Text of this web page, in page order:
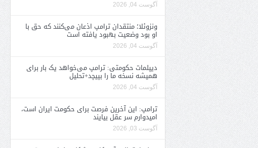
آگوست 04, 2026
ونزوئلا؛ منتقدان ترامپ اذعان می‌کنند که حق با
او بود وضعیت بهبود یافته است
آگوست 04, 2026
دیپلمات حکومتی: ترامپ می‌خواهد یک بار برای
همیشه نسخه ما را بپیچد+تحلیل
آگوست 04, 2026
ترامپ: این آخرین فرصت برای حکومت ایران است،
امیدوارم سر عقل بیایند
آگوست 03, 2026